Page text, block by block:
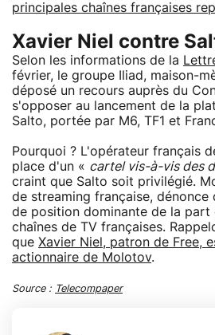
principales chaînes françaises
Xavier Niel contre
Selon les informations de la
février, le groupe Iliad, maison-
déposé un recours auprès du
s'opposer au lancement de la
Salto, portée par M6, TF1 et
Pourquoi ? L'opérateur français
place d'un « cartel vis-à-vis des
craint que Salto soit privilégié.
de streaming française, dénonce
de position dominante de la part
chaînes de TV françaises.
que Xavier Niel, patron de Free,
actionnaire de Molotov.
Source : Telecompaper